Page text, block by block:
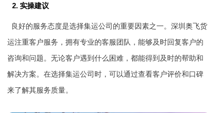
2. 实操建议
良好的服务态度是选择集运公司的重要因素之一。深圳奥飞货
运注重客户服务，拥有专业的客服团队，能够及时回复客户的
咨询和问题。无论客户遇到什么困难，都能得到及时的帮助和
解决方案。在选择集运公司时，可以通过查看客户评价和口碑
来了解其服务质量。